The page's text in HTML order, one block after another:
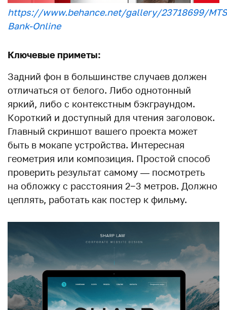
https://www.behance.net/gallery/23718699/
Bank-Online
Ключевые приметы:
Задний фон в большинстве случаев должен
отличаться от белого. Либо однотонный
яркий, либо с контекстным бэкграундом.
Короткий и доступный для чтения заголовок.
Главный скриншот вашего проекта может
быть в мокапе устройства. Интересная
геометрия или композиция. Простой способ
проверить результат самому — посмотреть
на обложку с расстояния 2−3 метров. Должно
цеплять, работать как постер к фильму.